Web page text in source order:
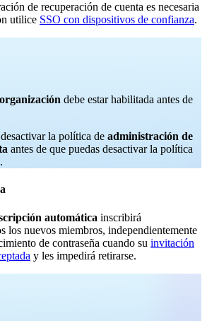
de recuperación de cuenta es necesaria
utilice SSO con dispositivos de confianza.
debe estar habilitada antes de
la política de administración de
antes de que puedas desactivar la política
.
automática inscribirá
los nuevos miembros, independientemente
de contraseña cuando su invitación
y les impedirá retirarse.